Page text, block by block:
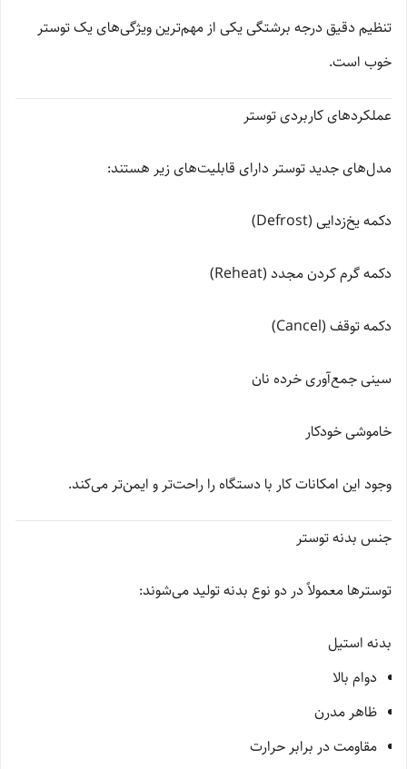
تنظیم دقیق درجه برشتگی یکی از مهم‌ترین ویژگی‌های یک توستر
خوب است.
عملکردهای کاربردی توستر
مدل‌های جدید توستر دارای قابلیت‌های زیر هستند:
دکمه یخ‌زدایی (Defrost)
دکمه گرم کردن مجدد (Reheat)
دکمه توقف (Cancel)
سینی جمع‌آوری خرده نان
خاموشی خودکار
وجود این امکانات کار با دستگاه را راحت‌تر و ایمن‌تر می‌کند.
جنس بدنه توستر
توسترها معمولاً در دو نوع بدنه تولید می‌شوند:
بدنه استیل
دوام بالا
ظاهر مدرن
مقاومت در برابر حرارت